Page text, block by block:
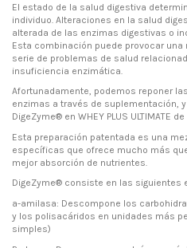
El estado de la salud digestiva
individuo. Alteraciones en la salud
alterada de las enzimas digestivas o
Esta combinación puede provocar
serie de problemas de salud
insuficiencia enzimática.
Afortunadamente, podemos reponer
enzimas a través de suplementación,
DigeZyme® en WHEY PLUS ULTIMATE de
Esta preparación patentada es una
específicas que ofrece mucho más
mejor absorción de nutrientes.
DigeZyme® consiste en las siguientes
a-amilasa: Descompone los
y los polisacáridos en unidades más
simples)